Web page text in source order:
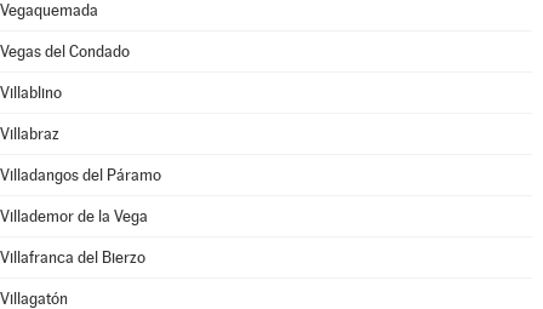
Vegaquemada
Vegas del Condado
Villablino
Villabraz
Villadangos del Páramo
Villademor de la Vega
Villafranca del Bierzo
Villagatón